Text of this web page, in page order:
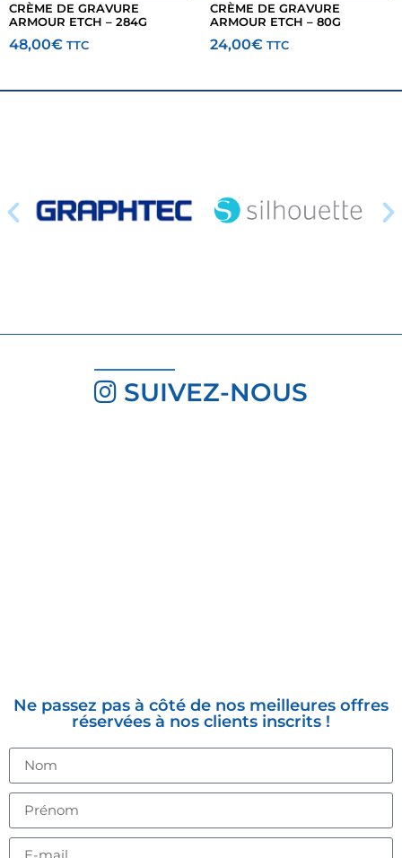
CRÈME DE GRAVURE
ARMOUR ETCH – 284G
48,00€ TTC
CRÈME DE GRAVURE
ARMOUR ETCH – 80G
24,00€ TTC
SUIVEZ-NOUS
Ne passez pas à côté de nos meilleures offres
réservées à nos clients inscrits !